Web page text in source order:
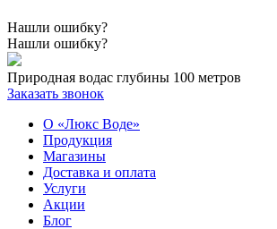
Нашли ошибку?
Нашли ошибку?
Природная водас глубины 100 метров
Заказать звонок
О «Люкс Воде»
Продукция
Магазины
Доставка и оплата
Услуги
Акции
Блог